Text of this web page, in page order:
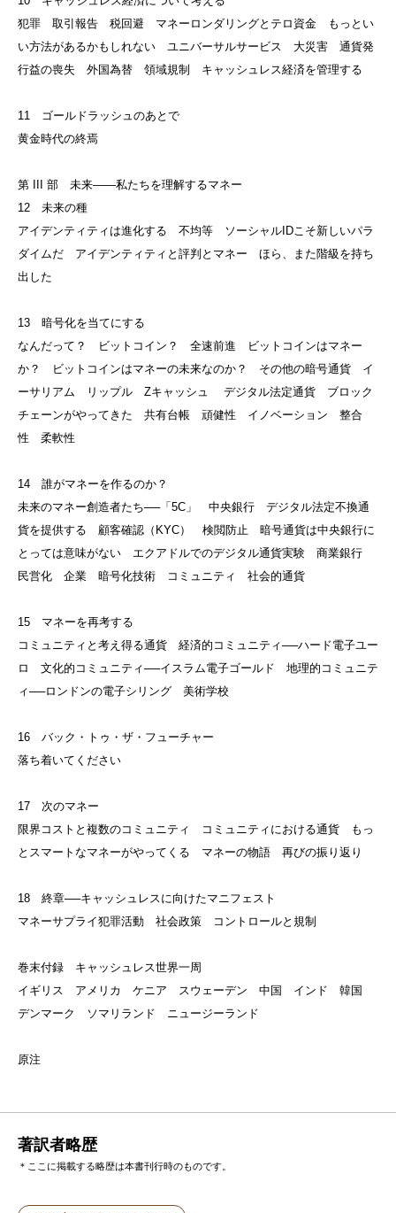
犯罪 取引報告 税回避 マネーロンダリングとテロ資金 もっとい
い方法があるかもしれない ユニバーサルサービス 大災害 通貨発
行益の喪失 外国為替 領域規制 キャッシュレス経済を管理する
11 ゴールドラッシュのあとで
黄金時代の終焉
第 III 部 未来——私たちを理解するマネー
12 未来の種
アイデンティティは進化する 不均等 ソーシャルIDこそ新しいパラ
ダイムだ アイデンティティと評判とマネー ほら、また階級を持ち
出した
13 暗号化を当てにする
なんだって？ ビットコイン？ 全速前進 ビットコインはマネー
か？ ビットコインはマネーの未来なのか？ その他の暗号通貨 イ
ーサリアム リップル Zキャッシュ デジタル法定通貨 ブロック
チェーンがやってきた 共有台帳 頑健性 イノベーション 整合
性 柔軟性
14 誰がマネーを作るのか？
未来のマネー創造者たち──「5C」 中央銀行 デジタル法定不換通
貨を提供する 顧客確認（KYC） 検閲防止 暗号通貨は中央銀行に
とっては意味がない エクアドルでのデジタル通貨実験 商業銀行
民営化 企業 暗号化技術 コミュニティ 社会的通貨
15 マネーを再考する
コミュニティと考え得る通貨 経済的コミュニティ──ハード電子ユー
ロ 文化的コミュニティ──イスラム電子ゴールド 地理的コミュニテ
ィ──ロンドンの電子シリング 美術学校
16 バック・トゥ・ザ・フューチャー
落ち着いてください
17 次のマネー
限界コストと複数のコミュニティ コミュニティにおける通貨 もっ
とスマートなマネーがやってくる マネーの物語 再びの振り返り
18 終章──キャッシュレスに向けたマニフェスト
マネーサプライ犯罪活動 社会政策 コントロールと規制
巻末付録 キャッシュレス世界一周
イギリス アメリカ ケニア スウェーデン 中国 インド 韓国
デンマーク ソマリランド ニュージーランド
原注
著訳者略歴
＊ここに掲載する略歴は本書刊行時のものです。